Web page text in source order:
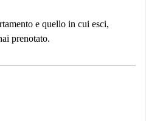
e quello in cui esci,
prenotato.